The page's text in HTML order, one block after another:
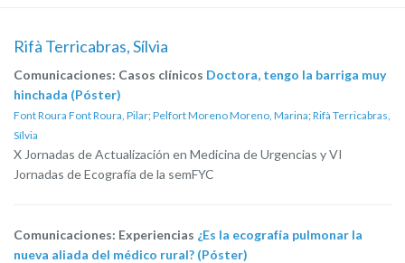
Rifà Terricabras, Sílvia
Comunicaciones: Casos clínicos Doctora, tengo la barriga muy
hinchada (Póster)
Font Roura Font Roura, Pilar; Pelfort Moreno Moreno, Marina; Rifà Terricabras,
Sílvia
X Jornadas de Actualización en Medicina de Urgencias y VI
Jornadas de Ecografía de la semFYC
Comunicaciones: Experiencias ¿Es la ecografía pulmonar la
nueva aliada del médico rural? (Póster)